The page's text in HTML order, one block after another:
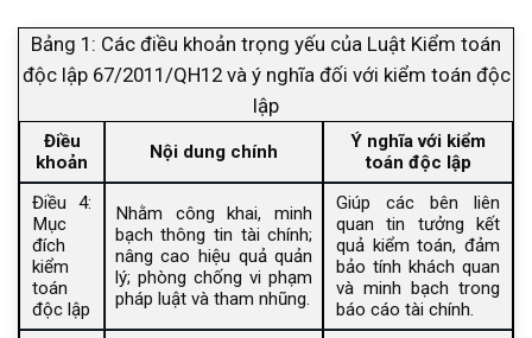
Bảng 1: Các điều khoản trọng yếu của Luật Kiểm toán
độc lập 67/2011/QH12 và ý nghĩa đối với kiểm toán độc
lập
Điều
khoản
Nội dung chính
Ý nghĩa với kiểm
toán độc lập
Điều 4:
Mục
đích
kiểm
toán
độc lập
Nhằm công khai, minh
bạch thông tin tài chính;
nâng cao hiệu quả quản
lý; phòng chống vi phạm
pháp luật và tham nhũng.
Giúp các bên liên
quan tin tưởng kết
quả kiểm toán, đảm
bảo tính khách quan
và minh bạch trong
báo cáo tài chính.